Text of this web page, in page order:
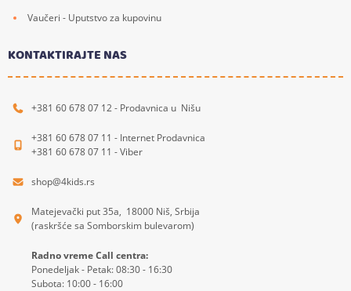
Vaučeri - Uputstvo za kupovinu
KONTAKTIRAJTE NAS
+381 60 678 07 12 - Prodavnica u Nišu
+381 60 678 07 11 - Internet Prodavnica
+381 60 678 07 11 - Viber
shop@4kids.rs
Matejevački put 35a, 18000 Niš, Srbija
(raskršće sa Somborskim bulevarom)
Radno vreme Call centra:
Ponedeljak - Petak: 08:30 - 16:30
Subota: 10:00 - 16:00